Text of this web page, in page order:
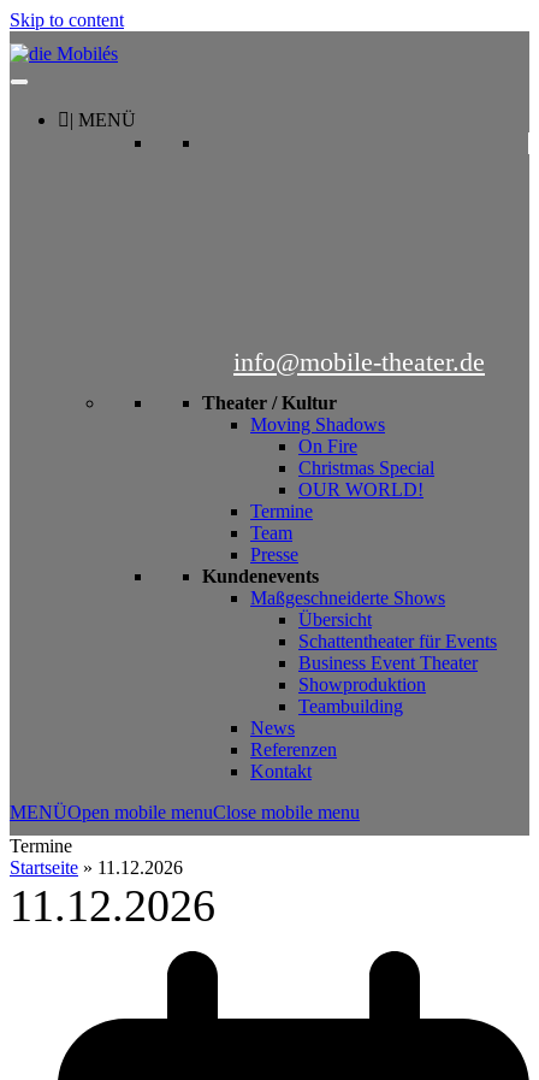
Skip to content
| MENÜ
info@mobile-theater.de
Theater / Kultur
Moving Shadows
On Fire
Christmas Special
OUR WORLD!
Termine
Team
Presse
Kundenevents
Maßgeschneiderte Shows
Übersicht
Schattentheater für Events
Business Event Theater
Showproduktion
Teambuilding
News
Referenzen
Kontakt
MENÜOpen mobile menuClose mobile menu
Termine
Startseite » 11.12.2026
11.12.2026